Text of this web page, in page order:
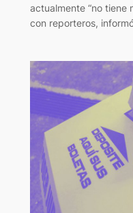
actualmente “no tiene
con reporteros,